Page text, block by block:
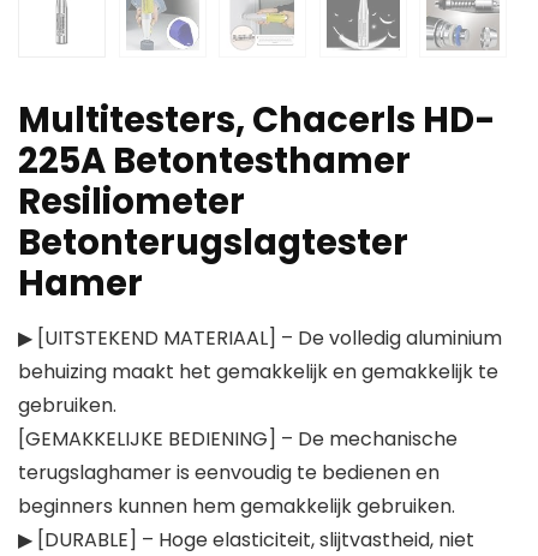
Multitesters, Chacerls HD-
225A Betontesthamer
Resiliometer
Betonterugslagtester
Hamer
▶ [UITSTEKEND MATERIAAL] – De volledig aluminium
behuizing maakt het gemakkelijk en gemakkelijk te
gebruiken.
[GEMAKKELIJKE BEDIENING] – De mechanische
terugslaghamer is eenvoudig te bedienen en
beginners kunnen hem gemakkelijk gebruiken.
▶ [DURABLE] – Hoge elasticiteit, slijtvastheid, niet